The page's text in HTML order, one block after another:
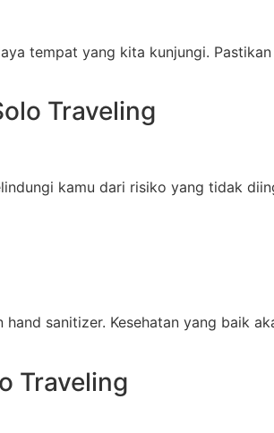
tempat yang kita kunjungi.
Traveling
kamu dari risiko yang tidak
sanitizer. Kesehatan yang baik
Traveling